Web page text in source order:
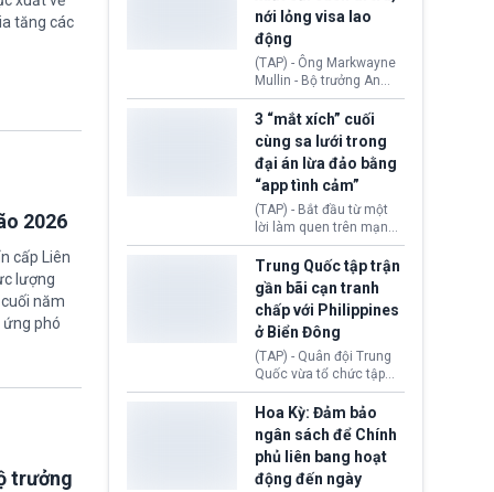
tăng các
2026
cấp Liên
năm
ứng phó
trưởng
quyền lực nghiêm trọng,
khi Hội đồng FIFA được
cho là đang chuẩn bị tổ
chức cuộc họp khẩn cấp
nhằm xem xét phế truất
ông sau bê bối liên quan
đến kế hoạch thương
mại hoá World Cup.
nới lỏng visa lao
động
(TAP) - Ông Markwayne
Mullin - Bộ trưởng An
ninh Nội địa Hoa Kỳ
(DHS) vừa đề xuất chính
phủ cần xem xét mở
rộng tiếp nhận lao động
nước ngoài có thị thực
(visa) tại các lĩnh vực
đang thiếu hụt nhân
công trầm trọng. Việc
này nhằm giải quyết nhu
cầu nhân lực cốt lõi cho
nền kinh tế nội địa.
3 “mắt xích” cuối
cùng sa lưới trong
đại án lừa đảo bằng
“app tình cảm”
(TAP) - Bắt đầu từ một
lời làm quen trên mạng
xã hội, nhiều nạn nhân
từng bước rơi vào chiếc
bẫy “tình cảm - đầu tư”
rồi mất sạch tài sản.
Sau hơn nửa năm điều
tra, Công an tỉnh Cao
Bằng (Việt Nam) đã khép
lại chuyên án lừa đảo
xuyên quốc gia bằng
việc bắt giữ 3 “mắt xích”
cuối cùng thuộc đường
dây chiếm đoạt hàng
nghìn tỷ đồng.
Trung Quốc tập trận
gần bãi cạn tranh
chấp với Philippines
ở Biển Đông
(TAP) - Quân đội Trung
Quốc vừa tổ chức tập
trận phối hợp hải quân,
không quân gần bãi cạn
Scarborough thuộc khu
vực Biển Đông giữa lúc
tranh chấp chủ quyền
Bắc Kinh và Manila
Hoa Kỳ: Đảm bảo
ngân sách để Chính
phủ liên bang hoạt
động đến ngày